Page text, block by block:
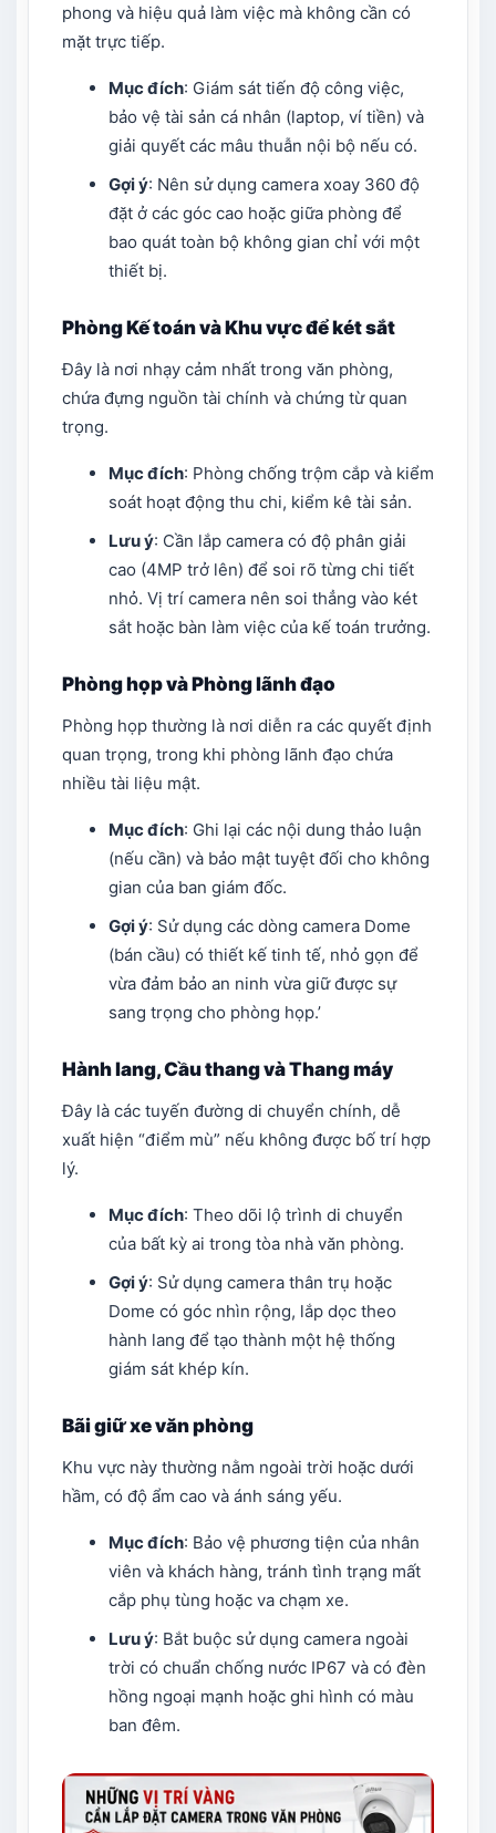
phong và hiệu quả làm việc mà không cần có
mặt trực tiếp.
Mục đích: Giám sát tiến độ công việc,
bảo vệ tài sản cá nhân (laptop, ví tiền) và
giải quyết các mâu thuẫn nội bộ nếu có.
Gợi ý: Nên sử dụng camera xoay 360 độ
đặt ở các góc cao hoặc giữa phòng để
bao quát toàn bộ không gian chỉ với một
thiết bị.
Phòng Kế toán và Khu vực để két sắt
Đây là nơi nhạy cảm nhất trong văn phòng,
chứa đựng nguồn tài chính và chứng từ quan
trọng.
Mục đích: Phòng chống trộm cắp và kiểm
soát hoạt động thu chi, kiểm kê tài sản.
Lưu ý: Cần lắp camera có độ phân giải
cao (4MP trở lên) để soi rõ từng chi tiết
nhỏ. Vị trí camera nên soi thẳng vào két
sắt hoặc bàn làm việc của kế toán trưởng.
Phòng họp và Phòng lãnh đạo
Phòng họp thường là nơi diễn ra các quyết định
quan trọng, trong khi phòng lãnh đạo chứa
nhiều tài liệu mật.
Mục đích: Ghi lại các nội dung thảo luận
(nếu cần) và bảo mật tuyệt đối cho không
gian của ban giám đốc.
Gợi ý: Sử dụng các dòng camera Dome
(bán cầu) có thiết kế tinh tế, nhỏ gọn để
vừa đảm bảo an ninh vừa giữ được sự
sang trọng cho phòng họp.’
Hành lang, Cầu thang và Thang máy
Đây là các tuyến đường di chuyển chính, dễ
xuất hiện “điểm mù” nếu không được bố trí hợp
lý.
Mục đích: Theo dõi lộ trình di chuyển
của bất kỳ ai trong tòa nhà văn phòng.
Gợi ý: Sử dụng camera thân trụ hoặc
Dome có góc nhìn rộng, lắp dọc theo
hành lang để tạo thành một hệ thống
giám sát khép kín.
Bãi giữ xe văn phòng
Khu vực này thường nằm ngoài trời hoặc dưới
hầm, có độ ẩm cao và ánh sáng yếu.
Mục đích: Bảo vệ phương tiện của nhân
viên và khách hàng, tránh tình trạng mất
cắp phụ tùng hoặc va chạm xe.
Lưu ý: Bắt buộc sử dụng camera ngoài
trời có chuẩn chống nước IP67 và có đèn
hồng ngoại mạnh hoặc ghi hình có màu
ban đêm.